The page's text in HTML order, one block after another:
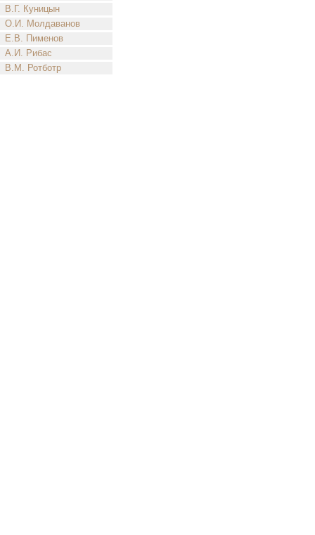
В.Г. Куницын
О.И. Молдаванов
Е.В. Пименов
А.И. Рибас
В.М. Ротботр